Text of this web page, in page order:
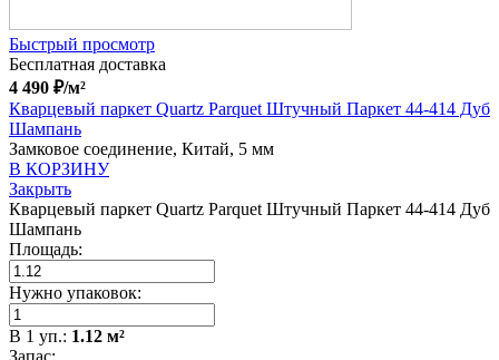
Быстрый просмотр
Бесплатная доставка
4 490 ₽/м²
Кварцевый паркет Quartz Parquet Штучный Паркет 44-414 Дуб
Шампань
Замковое соединение, Китай, 5 мм
В КОРЗИНУ
Закрыть
Кварцевый паркет Quartz Parquet Штучный Паркет 44-414 Дуб
Шампань
Площадь:
Нужно упаковок:
В 1 уп.: 1.12 м²
Запас: